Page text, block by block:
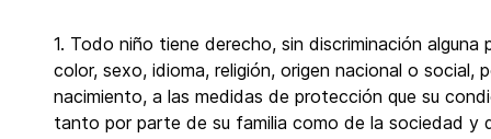
1. Todo niño tiene derecho, sin discriminación alguna
color, sexo, idioma, religión, origen nacional o social,
nacimiento, a las medidas de protección que su
tanto por parte de su familia como de la sociedad y